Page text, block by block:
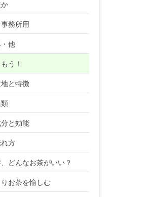
務所用
他
う！
と特徴
と効能
方
どんなお茶がいい？
お茶を愉しむ